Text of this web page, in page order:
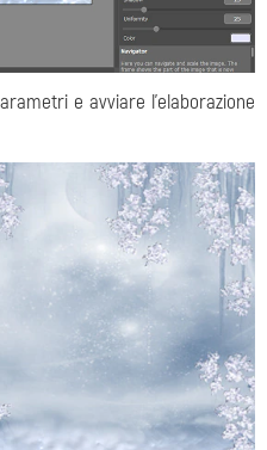
e avviare l'elaborazione